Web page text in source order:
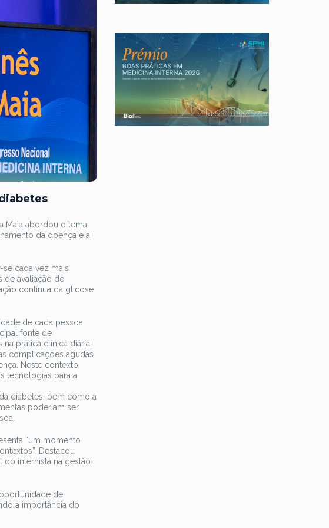
Maia abordou o tema
da doença e a
cada vez mais
de avaliação do
contínua da glicose
de cada pessoa
fonte de
prática clínica diária.
complicações agudas
Neste contexto,
tecnologias para a
diabetes, bem como a
poderiam ser
“um momento
Destacou
internista na gestão
de
a importância do